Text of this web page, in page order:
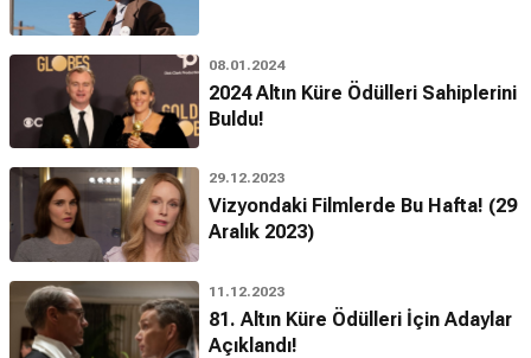
08.01.2024
2024 Altın Küre Ödülleri Sahiplerini
Buldu!
29.12.2023
Vizyondaki Filmlerde Bu Hafta! (29
Aralık 2023)
11.12.2023
81. Altın Küre Ödülleri İçin Adaylar
Açıklandı!